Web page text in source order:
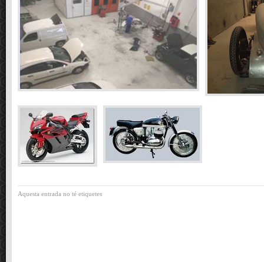
Aquesta entrada no té etiquetes